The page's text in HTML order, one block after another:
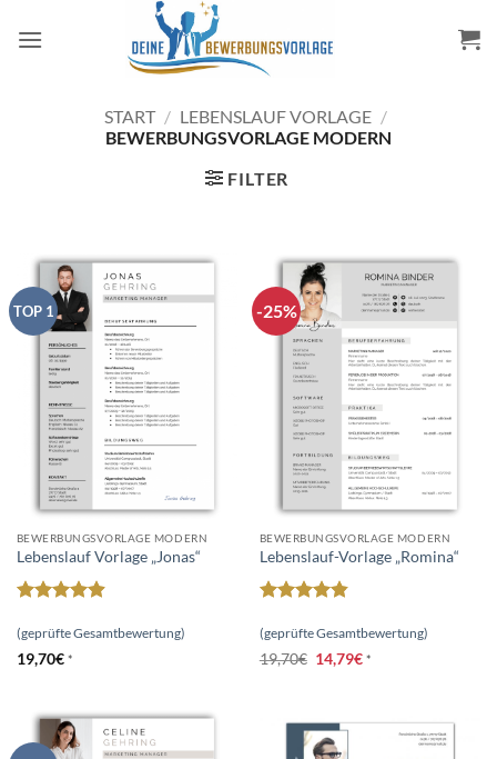
Inhalt
START / LEBENSLAUF VORLAGE /
BEWERBUNGSVORLAGE MODERN
FILTER
TOP 1
BEWERBUNGSVORLAGE MODERN
Lebenslauf Vorlage „Jonas“
mit4.87
von 5
(geprüfte Gesamtbewertung)
19,70€ *
-25%
BEWERBUNGSVORLAGE MODERN
Lebenslauf-Vorlage „Romina“
mit4.84
von 5
(geprüfte Gesamtbewertung)
19,70€ Ursprünglicher
Preis
14,79€Aktueller
*